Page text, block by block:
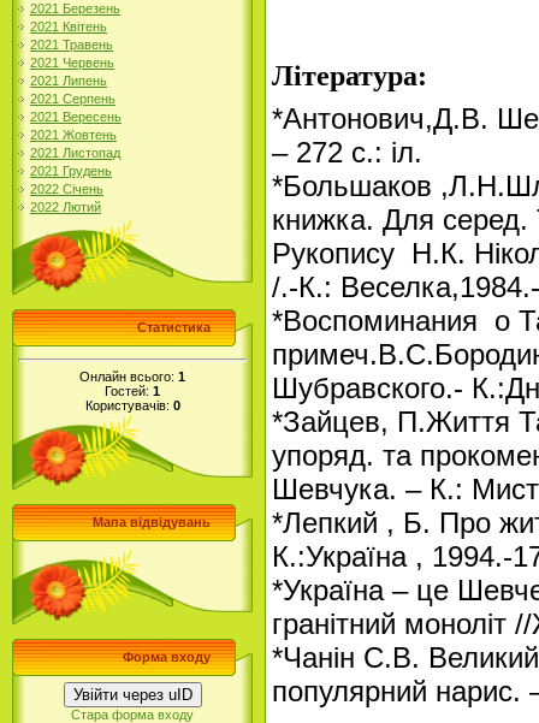
2021 Березень
2021 Квітень
2021 Травень
2021 Червень
2021 Липень
2021 Серпень
2021 Вересень
2021 Жовтень
2021 Листопад
2021 Грудень
2022 Січень
2022 Лютий
Статистика
Онлайн всього: 1
Гостей: 1
Користувачів: 0
Мапа відвідувань
Форма входу
Увійти через uID
Стара форма входу
Література:
*Антонович,Д.В.
– 272 с.: іл.
*Большаков
книжка. Для серед.
Рукопису Н.К.
/.-К.:
*Воспоминания о
Шубравского.-
*Зайцев, П.Життя
упоряд. та
Шевчука. – К.:
*Лепкий , Б. Про
К.:Україна , 1994.-
*Україна – це
гранітний
*Чанін С.В.
популярний